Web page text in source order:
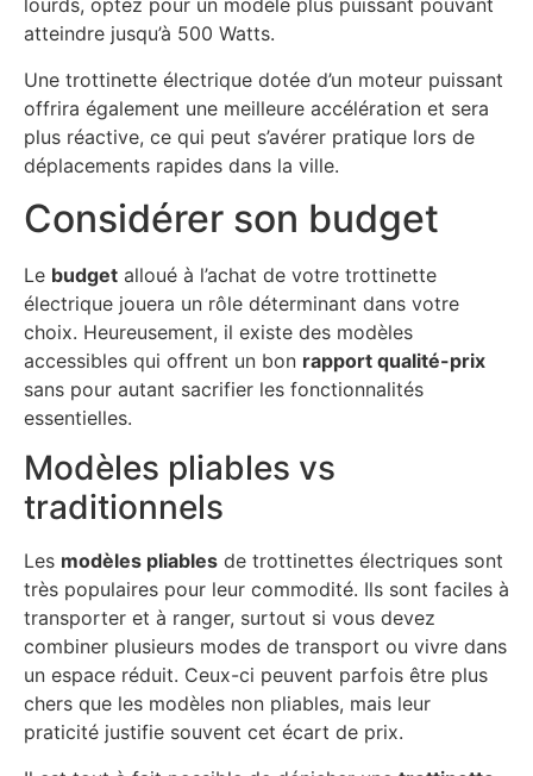
lourds, optez pour un modèle plus puissant pouvant
atteindre jusqu’à 500 Watts.
Une trottinette électrique dotée d’un moteur puissant
offrira également une meilleure accélération et sera
plus réactive, ce qui peut s’avérer pratique lors de
déplacements rapides dans la ville.
Considérer son budget
Le budget alloué à l’achat de votre trottinette
électrique jouera un rôle déterminant dans votre
choix. Heureusement, il existe des modèles
accessibles qui offrent un bon rapport qualité-prix
sans pour autant sacrifier les fonctionnalités
essentielles.
Modèles pliables vs
traditionnels
Les modèles pliables de trottinettes électriques sont
très populaires pour leur commodité. Ils sont faciles à
transporter et à ranger, surtout si vous devez
combiner plusieurs modes de transport ou vivre dans
un espace réduit. Ceux-ci peuvent parfois être plus
chers que les modèles non pliables, mais leur
praticité justifie souvent cet écart de prix.